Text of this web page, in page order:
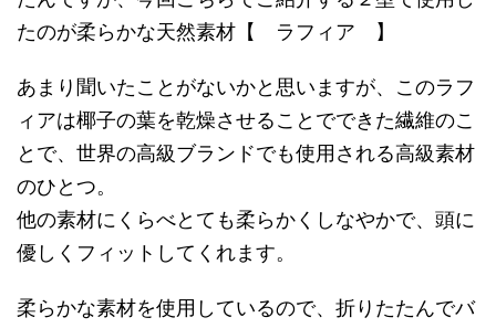
たのが柔らかな天然素材【 ラフィア 】
あまり聞いたことがないかと思いますが、このラフ
ィアは椰子の葉を乾燥させることでできた繊維のこ
とで、世界の高級ブランドでも使用される高級素材
のひとつ。
他の素材にくらべとても柔らかくしなやかで、頭に
優しくフィットしてくれます。
柔らかな素材を使用しているので、折りたたんでバ